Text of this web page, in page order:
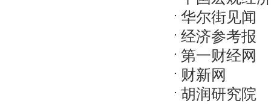
华尔街见闻
经济参考报
第一财经网
财新网
胡润研究院